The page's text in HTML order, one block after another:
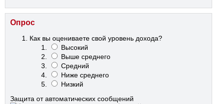
Опрос
Как вы оцениваете свой уровень дохода?
Высокий
Выше среднего
Средний
Ниже среднего
Низкий
Защита от автоматических сообщений